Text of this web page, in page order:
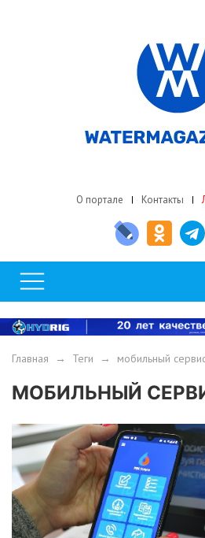
О портале Контакты
Главная → Теги → мобильный
МОБИЛЬНЫЙ